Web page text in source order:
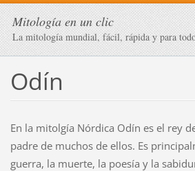
Mitología en un clic
La mitología mundial, fácil, rápida y para
Odín
En la mitolgía Nórdica Odín es el rey
padre de muchos de ellos. Es
guerra, la muerte, la poesía y la